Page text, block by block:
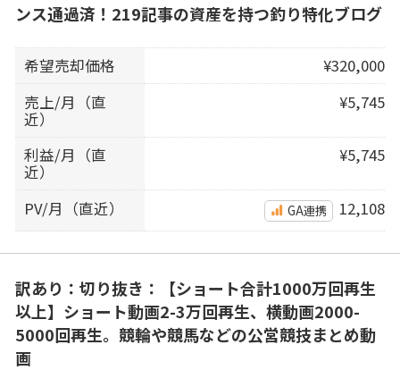
ンス通過済！219記事の資産を持つ釣り特化ブログ
希望売却価格
¥320,000
売上/月（直
近）
¥5,745
利益/月（直
近）
¥5,745
PV/月（直近） GA連携 12,108
訳あり：切り抜き：【ショート合計1000万回再生
以上】ショート動画2-3万回再生、横動画2000-
5000回再生。競輪や競馬などの公営競技まとめ動
画